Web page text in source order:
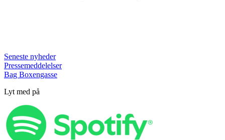
Seneste nyheder
Pressemeddelelser
Bag Boxengasse
Lyt med på